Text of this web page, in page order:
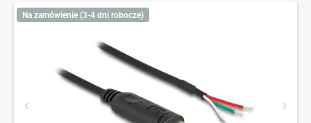
Na zamówienie (3-4 dni robocze)